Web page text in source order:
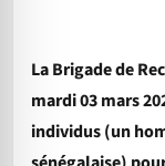
La Brigade de
mardi 03 mars
individus (un